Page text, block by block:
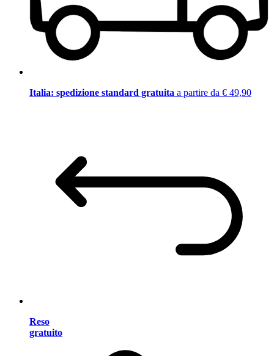
Italia: spedizione standard gratuita a partire da € 49,90
Reso
gratuito